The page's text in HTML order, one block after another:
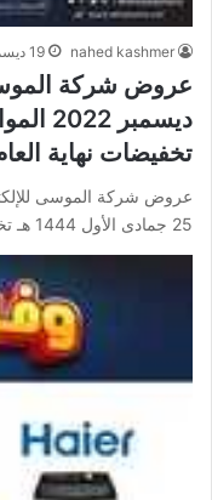
nahed kashmer 19 ديسمبر,2022
تخفيضات نهاية
25 جمادى الأول 1444 هـ تخفيضات نهاية العام عروض شركة الموسى…